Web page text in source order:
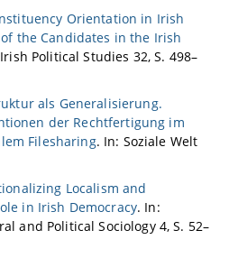
Orientation in Irish
the Candidates in the Irish
Political Studies 32, S. 498–
als Generalisierung.
der Rechtfertigung im
Filesharing. In: Soziale Welt
Localism and
in Irish Democracy. In:
and Political Sociology 4, S. 52–